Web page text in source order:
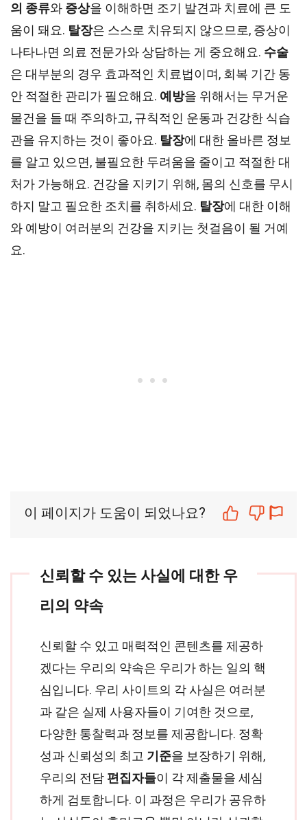
의 종류와 증상을 이해하면 조기 발견과 치료에 큰 도
움이 돼요. 탈장은 스스로 치유되지 않으므로, 증상이
나타나면 의료 전문가와 상담하는 게 중요해요. 수술
은 대부분의 경우 효과적인 치료법이며, 회복 기간 동
안 적절한 관리가 필요해요. 예방을 위해서는 무거운
물건을 들 때 주의하고, 규칙적인 운동과 건강한 식습
관을 유지하는 것이 좋아요. 탈장에 대한 올바른 정보
를 알고 있으면, 불필요한 두려움을 줄이고 적절한 대
처가 가능해요. 건강을 지키기 위해, 몸의 신호를 무시
하지 말고 필요한 조치를 취하세요. 탈장에 대한 이해
와 예방이 여러분의 건강을 지키는 첫걸음이 될 거예
요.
이 페이지가 도움이 되었나요?
신뢰할 수 있는 사실에 대한 우
리의 약속
신뢰할 수 있고 매력적인 콘텐츠를 제공하
겠다는 우리의 약속은 우리가 하는 일의 핵
심입니다. 우리 사이트의 각 사실은 여러분
과 같은 실제 사용자들이 기여한 것으로,
다양한 통찰력과 정보를 제공합니다. 정확
성과 신뢰성의 최고 기준을 보장하기 위해,
우리의 전담 편집자들이 각 제출물을 세심
하게 검토합니다. 이 과정은 우리가 공유하